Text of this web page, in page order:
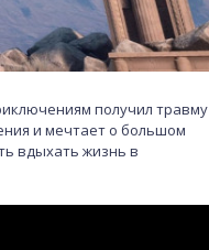
получил травму
и мечтает о большом
вдыхать жизнь в